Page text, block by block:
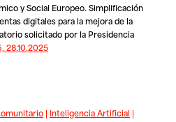
y Social Europeo. Simplificación
digitales para la mejora de la
solicitado por la Presidencia
28.10.2025
| Inteligencia Artificial |